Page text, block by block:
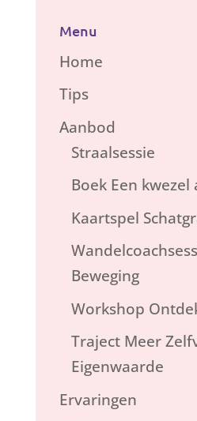
Menu
Home
Tips
Aanbod
Straalsessie
Boek Een
Kaartspel
Beweging
Workshop
Traject Meer
Eigenwaarde
Ervaringen